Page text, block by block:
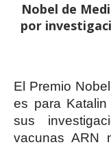
Nobel de
por
El Premio
es paraKatalin
sus
vacunas ARN